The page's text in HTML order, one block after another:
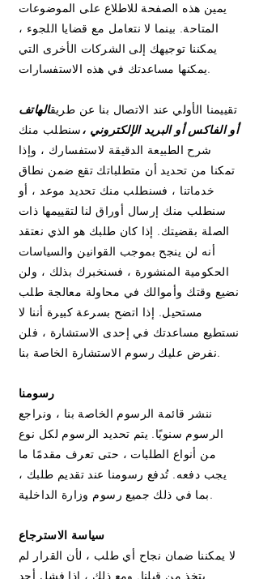
يمين هذه الصفحة للاطلاع على الموضوعات
المتاحة. بينما لا نتعامل مع قضايا اللجوء ،
يمكننا توجيهك إلى الشركات الأخرى التي
يمكنها مساعدتك في هذه الاستفسارات.
تقييمنا الأولي عند الاتصال بنا عن طريقالهاتف
أو الفاكس أو البريد الإلكتروني ،سنطلب منك
شرح الطبيعة الدقيقة لاستفسارك ، وإذا
تمكنا من تحديد أن متطلباتك تقع ضمن نطاق
خدماتنا ، فسنطلب منك تحديد موعد ، أو
سنطلب منك إرسال أوراق لنا لتقييمها ذات
الصلة بقضيتك. إذا كان طلبك هو الذي نعتقد
أنه لن ينجح بموجب القوانين والسياسات
الحكومية المنشورة ، فسنخبرك بذلك ، ولن
نضيع وقتك وأموالك في محاولة معالجة طلب
مستحيل. إذا اتضح بسرعة كبيرة أننا لا
نستطيع مساعدتك في إحدى الاستشارة ، فلن
نفرض عليك رسوم الاستشارة الخاصة بنا.
رسومنا
ننشر قائمة الرسوم الخاصة بنا ، ونراجع
الرسوم سنويًا. يتم تحديد الرسوم لكل نوع
من أنواع الطلبات ، حتى تعرف مقدمًا ما
يجب دفعه. تُدفع رسومنا عند تقديم طلبك ،
بما في ذلك جميع رسوم وزارة الداخلية.
سياسة الاسترجاع
لا يمكننا ضمان نجاح أي طلب ، لأن القرار لم
يتخذ من قبلنا. ومع ذلك ، إذا فشل أحد